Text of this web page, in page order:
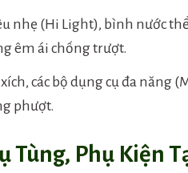
nhẹ (Hi Light), bình nước
êm ái chống trượt.
các bộ dụng cụ đa năng
phượt.
Tùng, Phụ Kiện